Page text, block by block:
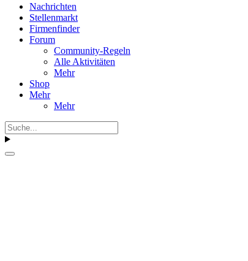
Nachrichten
Stellenmarkt
Firmenfinder
Forum
Community-Regeln
Alle Aktivitäten
Mehr
Shop
Mehr
Mehr